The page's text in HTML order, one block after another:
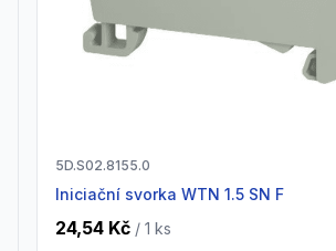
5D.S02.8155.0
Iniciační svorka WTN 1.5 SN F
24,54 Kč / 1 ks